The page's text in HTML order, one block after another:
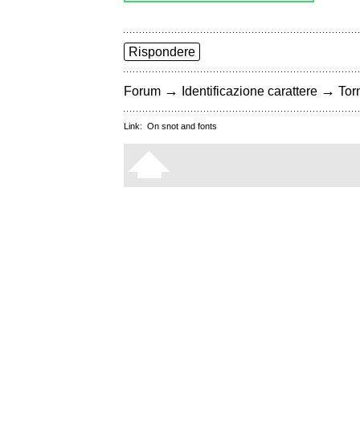
Rispondere
Forum → Identificazione carattere →
Link: On snot and fonts